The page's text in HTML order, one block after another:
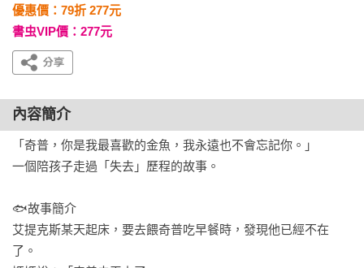
優惠價：79折 277元
書虫VIP價：277元
內容簡介
「奇普，你是我最喜歡的金魚，我永遠也不會忘記你。」
一個陪孩子走過「失去」歷程的故事。
🐟故事簡介
艾提克斯某天起床，要去餵奇普吃早餐時，發現他已經不在
了。